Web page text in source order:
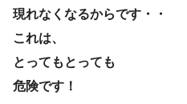
現れなくなるからです・・
これは、
とってもとっても
危険です！